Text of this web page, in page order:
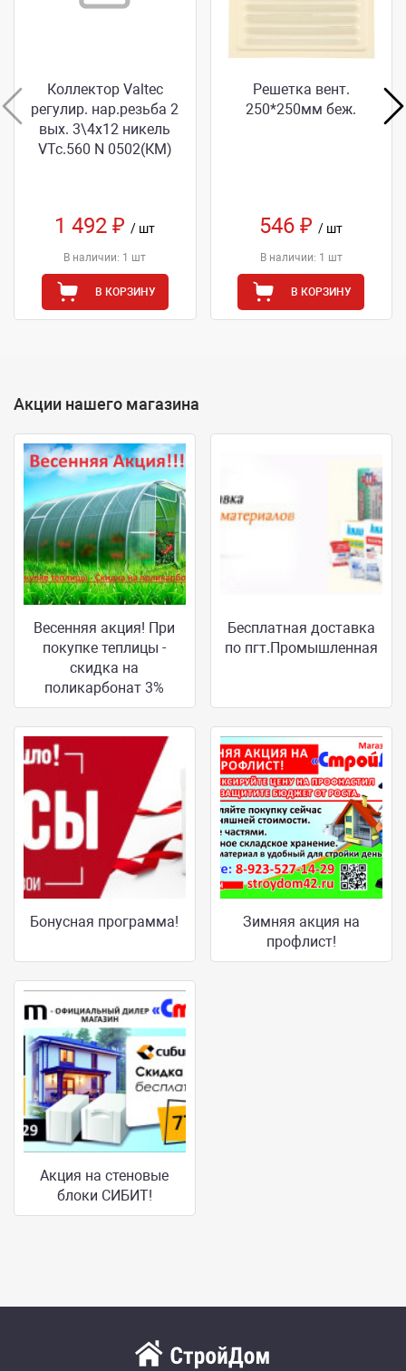
Коллектор Valtec
регулир. нар.резьба 2
вых. 3\4х12 никель
VТс.560 N 0502(КМ)
1 492 ₽/ шт
В наличии: 1 шт
В КОРЗИНУ
Решетка вент.
250*250мм беж.
546 ₽/ шт
В наличии: 1 шт
В КОРЗИНУ
Акции нашего магазина
Весенняя акция! При
покупке теплицы -
скидка на
поликарбонат 3%
Бесплатная доставка
по пгт.Промышленная
Бонусная программа!
Зимняя акция на
профлист!
Акция на стеновые
блоки СИБИТ!